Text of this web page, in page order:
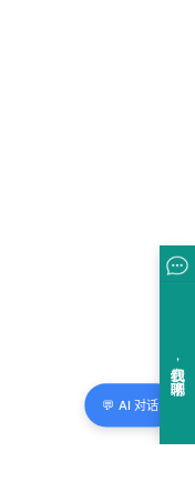
💬 AI 对话